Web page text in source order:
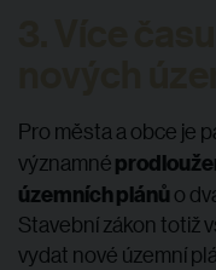
Pro města a obce je
významné
územních plánů o
Stavební zákon totiž
vydat nové územní